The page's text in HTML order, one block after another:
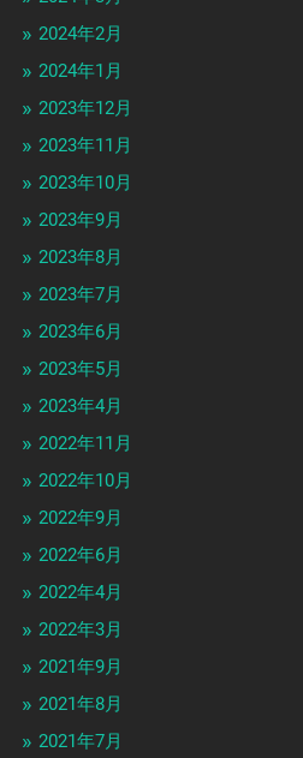
2024年2月
2024年1月
2023年12月
2023年11月
2023年10月
2023年9月
2023年8月
2023年7月
2023年6月
2023年5月
2023年4月
2022年11月
2022年10月
2022年9月
2022年6月
2022年4月
2022年3月
2021年9月
2021年8月
2021年7月